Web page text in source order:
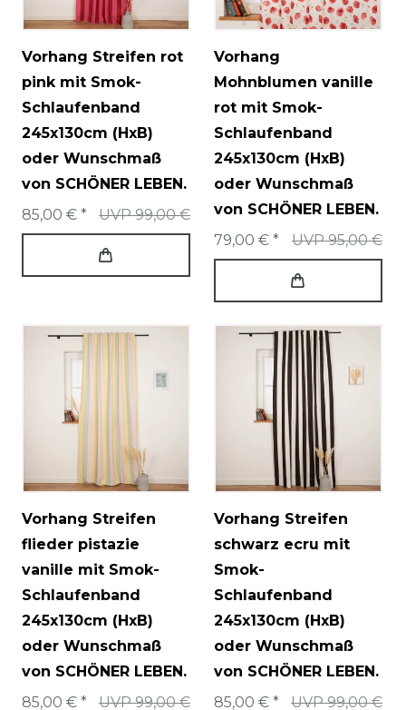
Vorhang Streifen rot
pink mit Smok-
Schlaufenband
245x130cm (HxB)
oder Wunschmaß
von SCHÖNER LEBEN.
UVP 99,00 €
85,00 € *
Vorhang
Mohnblumen vanille
rot mit Smok-
Schlaufenband
245x130cm (HxB)
oder Wunschmaß
von SCHÖNER LEBEN.
UVP 95,00 €
79,00 € *
Vorhang Streifen
flieder pistazie
vanille mit Smok-
Schlaufenband
245x130cm (HxB)
oder Wunschmaß
von SCHÖNER LEBEN.
UVP 99,00 €
85,00 € *
Vorhang Streifen
schwarz ecru mit
Smok-
Schlaufenband
245x130cm (HxB)
oder Wunschmaß
von SCHÖNER LEBEN.
UVP 99,00 €
85,00 € *